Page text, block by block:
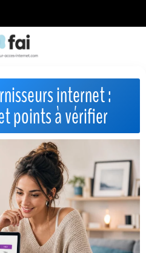
internet :
points à vérifier